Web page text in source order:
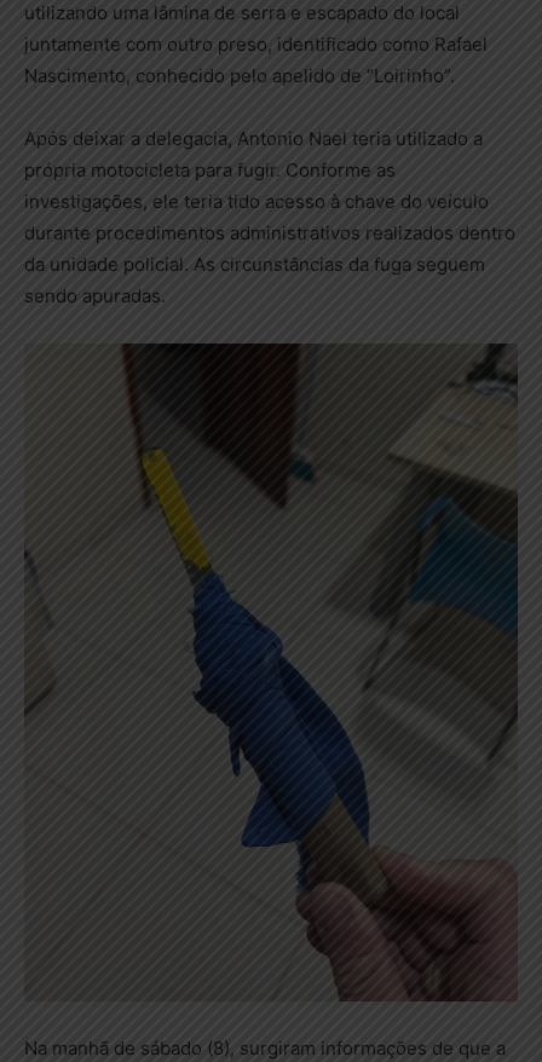
utilizando uma lâmina de serra e escapado do local
juntamente com outro preso, identificado como Rafael
Nascimento, conhecido pelo apelido de “Loirinho”.
Após deixar a delegacia, Antonio Nael teria utilizado a
própria motocicleta para fugir. Conforme as
investigações, ele teria tido acesso à chave do veículo
durante procedimentos administrativos realizados dentro
da unidade policial. As circunstâncias da fuga seguem
sendo apuradas.
Na manhã de sábado (8), surgiram informações de que a